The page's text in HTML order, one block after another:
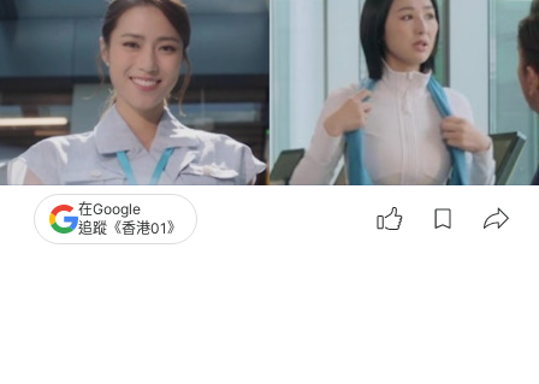
在Google
追蹤《香港01》